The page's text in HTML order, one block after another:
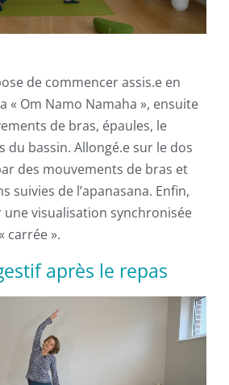
de commencer assis.e en
« Om Namo Namaha », ensuite
de bras, épaules, le
bassin. Allongé.e sur le dos
des mouvements de bras et
suivies de l’apanasana. Enfin,
visualisation synchronisée
carrée ».
après le repas